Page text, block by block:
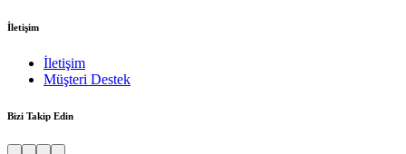
İletişim
İletişim
Müşteri Destek
Bizi Takip Edin